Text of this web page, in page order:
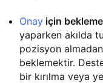
Onay için
yaparken akılda
pozisyon
beklemektir.
bir kırılma veya